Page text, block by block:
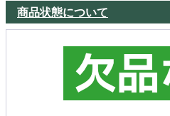
商品状態について